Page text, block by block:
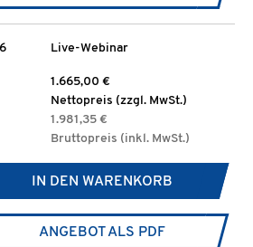
Live-Webinar
1.665,00 €
Nettopreis (zzgl. MwSt.)
1.981,35 €
Bruttopreis (inkl. MwSt.)
IN DEN WARENKORB
ANGEBOT ALS PDF